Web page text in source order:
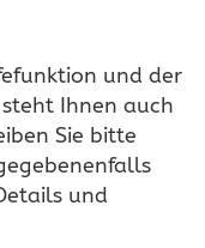
und der
Ihnen auch
Sie bitte
und